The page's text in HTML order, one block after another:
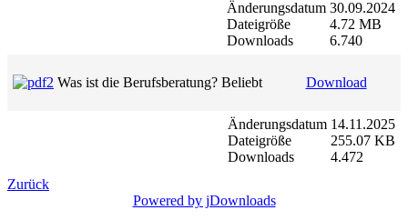
Änderungsdatum
Dateigröße
Downloads
30.09.2024
4.72 MB
6.740
Was ist die Berufsberatung? Beliebt Download
Änderungsdatum
Dateigröße
Downloads
14.11.2025
255.07 KB
4.472
Zurück
Powered by jDownloads